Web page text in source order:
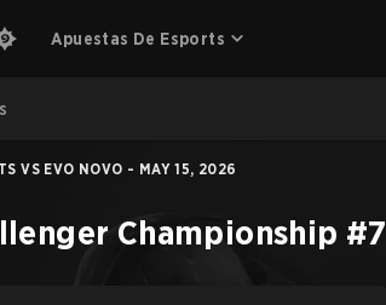
Apuestas De Esports
VS EVO NOVO - MAY 15, 2026
Championship #7